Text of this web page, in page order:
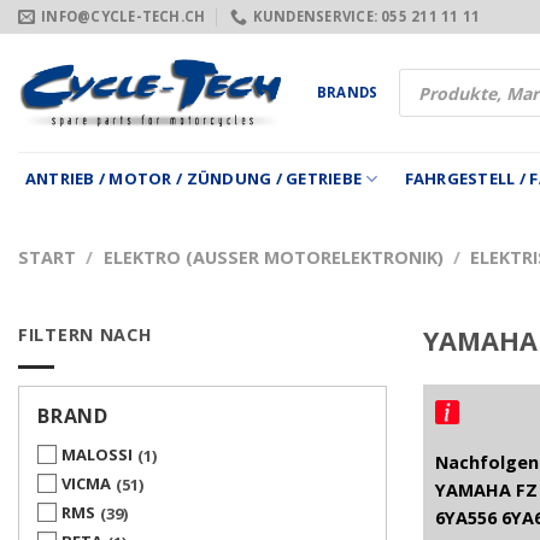
Zum
Inhalt
springen
INFO@CYCLE-TECH.CH KUNDENSERVICE: 055 211 11 11
BRANDS
Products
search
ANTRIEB / MOTOR / ZÜNDUNG / GETRIEBE FAHRGESTELL /
START / ELEKTRO (AUSSER MOTORELEKTRONIK) /
FILTERN NACH
BRAND
MALOSSI 1
VICMA 51
RMS 39
YAMAHA
6YA556